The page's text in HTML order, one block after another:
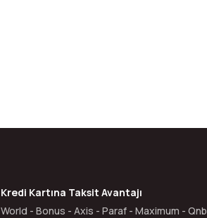
Kredi Kartına Taksit Avantajı
World - Bonus - Axis - Paraf - Maximum - Qnb